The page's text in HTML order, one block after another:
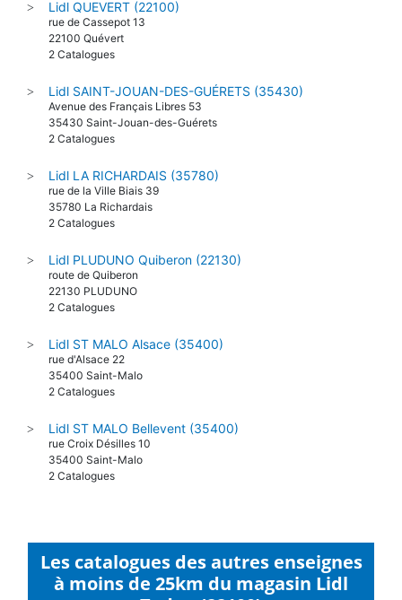
> Lidl QUEVERT (22100)
rue de Cassepot 13
22100 Quévert
2 Catalogues
> Lidl SAINT-JOUAN-DES-GUÉRETS (35430)
Avenue des Français Libres 53
35430 Saint-Jouan-des-Guérets
2 Catalogues
> Lidl LA RICHARDAIS (35780)
rue de la Ville Biais 39
35780 La Richardais
2 Catalogues
> Lidl PLUDUNO Quiberon (22130)
route de Quiberon
22130 PLUDUNO
2 Catalogues
> Lidl ST MALO Alsace (35400)
rue d'Alsace 22
35400 Saint-Malo
2 Catalogues
> Lidl ST MALO Bellevent (35400)
rue Croix Désilles 10
35400 Saint-Malo
2 Catalogues
Les catalogues des autres enseignes
à moins de 25km du magasin Lidl